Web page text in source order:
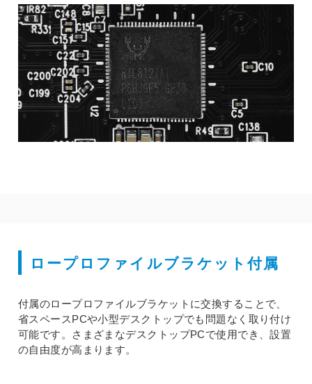
ロープロファイルブラケット付属
付属のロープロファイルブラケットに交換することで、
省スペースPCや小型デスクトップでも問題なく取り付け
可能です。さまざまなデスクトップPCで使用でき、設置
の自由度が高まります。